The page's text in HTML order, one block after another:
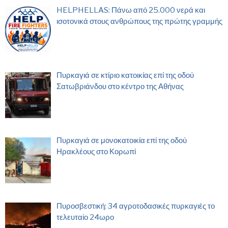
HELPHELLAS: Πάνω από 25.000 νερά και
ισοτονικά στους ανθρώπους της πρώτης γραμμής
Πυρκαγιά σε κτίριο κατοικίας επί της οδού
Σατωβριάνδου στο κέντρο της Αθήνας
Πυρκαγιά σε μονοκατοικία επί της οδού
Ηρακλέους στο Κορωπί
Πυροσβεστική: 34 αγροτοδασικές πυρκαγιές το
τελευταίο 24ωρο